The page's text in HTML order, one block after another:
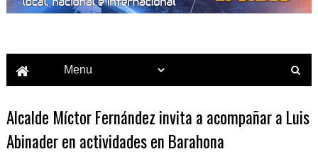
Alcalde Míctor Fernández invita a acompañar a Luis
Abinader en actividades en Barahona